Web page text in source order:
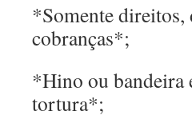
*Somente direitos,
cobranças*;
*Hino ou bandeira
tortura*;